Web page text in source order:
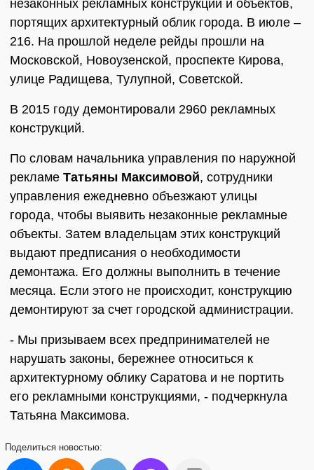
незаконных рекламных конструкций и объектов,
портящих архитектурный облик города. В июле –
216. На прошлой неделе рейды прошли на
Московской, Новоузенской, проспекте Кирова,
улице Радищева, Тулупной, Советской.
В 2015 году демонтировали 2960 рекламных
конструкций.
По словам начальника управления по наружной
рекламе Татьяны Максимовой, сотрудники
управления ежедневно объезжают улицы
города, чтобы выявить незаконные рекламные
объекты. Затем владельцам этих конструкций
выдают предписания о необходимости
демонтажа. Его должны выполнить в течение
месяца. Если этого не происходит, конструкцию
демонтируют за счет городской администрации.
- Мы призываем всех предпринимателей не
нарушать законы, бережнее относиться к
архитектурному облику Саратова и не портить
его рекламными конструкциями, - подчеркнула
Татьяна Максимова.
Поделиться новостью: